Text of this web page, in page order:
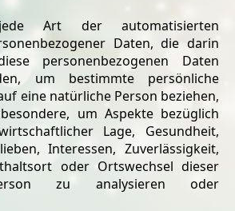
Art der automatisierten
Daten, die darin
personenbezogenen Daten
um bestimmte persönliche
eine natürliche Person beziehen,
um Aspekte bezüglich
Lage, Gesundheit,
Interessen, Zuverlässigkeit,
oder Ortswechsel dieser
zu analysieren oder